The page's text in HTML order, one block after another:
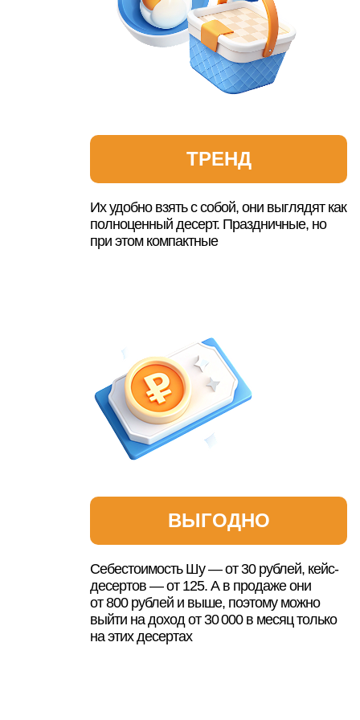
ТРЕНД
Их удобно взять с собой, они выглядят как
полноценный десерт. Праздничные, но
при этом компактные
ВЫГОДНО
Себестоимость Шу — от 30 рублей, кейс-
десертов — от 125. А в продаже они
от 800 рублей и выше, поэтому можно
выйти на доход от 30 000 в месяц только
на этих десертах